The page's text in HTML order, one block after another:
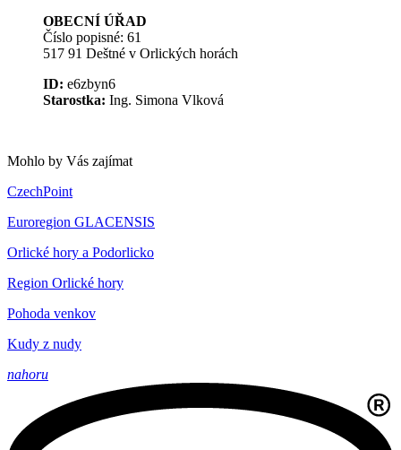
OBECNÍ ÚŘAD
Číslo popisné: 61
517 91 Deštné v Orlických horách
ID: e6zbyn6
Starostka: Ing. Simona Vlková
Mohlo by Vás zajímat
CzechPoint
Euroregion GLACENSIS
Orlické hory a Podorlicko
Region Orlické hory
Pohoda venkov
Kudy z nudy
nahoru